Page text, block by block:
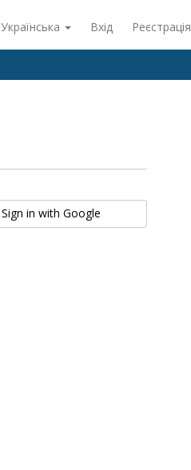
Українська Вхід Реєстрація
Sign in with Google